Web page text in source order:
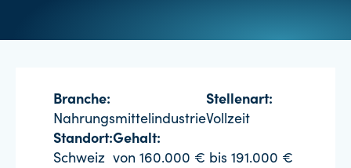
Branche:
Nahrungsmittelindustrie
Stellenart:
Vollzeit
Standort:
Schweiz
Gehalt:
von 160.000 € bis 191.000 €